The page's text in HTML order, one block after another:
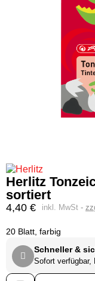
Herlitz
sortiert
4,40 € inkl. MwSt
20 Blatt, farbig
Schneller &
Sofort verfügbar,